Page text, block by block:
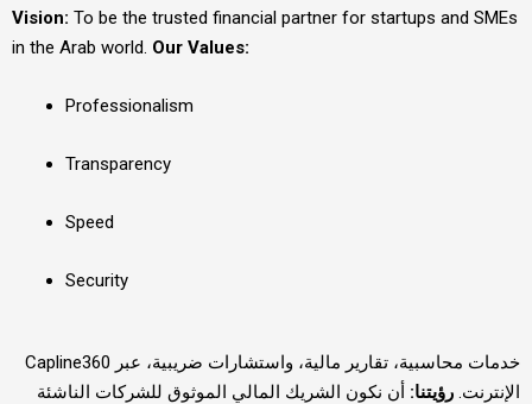
Vision: To be the trusted financial partner for startups and SMEs
in the Arab world. Our Values:
Professionalism
Transparency
Speed
Security
Capline360 خدمات محاسبية، تقارير مالية، واستشارات ضريبية، عبر
الإنترنت. رؤيتنا: أن نكون الشريك المالي الموثوق للشركات الناشئة